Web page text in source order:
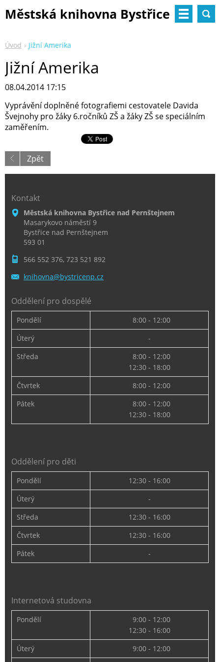
Městská knihovna Bystřice
Úvod Jižní Amerika
Jižní Amerika
08.04.2014 17:15
Vyprávění doplněné fotografiemi cestovatele Davida
Švejnohy pro žáky 6.ročníků ZŠ a žáky ZŠ se speciálním
zaměřením.
Zpět
Kontakt
Městská knihovna Bystřice nad Pernštejnem
Masarykovo náměstí 9
Bystřice nad Pernštejnem
593 01
566 552 376, 723 521 892
knihovna@bystricenp.cz
Oddělení pro dospělé
Pondělí
8:00 - 12:00
Úterý
-
Středa
8:00 - 12:00
12:30 - 18:00
Čtvrtek
8:00 - 12:00
Pátek
8:00 - 12:00
12:30 - 18:00
Oddělení pro děti
Pondělí
12:30 - 16:00
Úterý
-
Středa
12:30 - 16:00
Čtvrtek
12:30 - 16:00
Pátek
-
Internetová studovna
Pondělí
9:00 - 12:00
12:30 - 16:00
Úterý
9:00 - 12:00